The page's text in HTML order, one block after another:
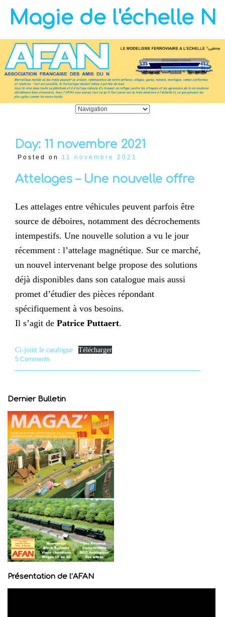
Magie de l'échelle N
Day: 11 novembre 2021
Posted on 11 novembre 2021
Attelages – Une nouvelle offre
Les attelages entre véhicules peuvent parfois être
source de déboires, notamment des décrochements
intempestifs. Une nouvelle solution a vu le jour
récemment : l’attelage magnétique. Sur ce marché,
un nouvel intervenant belge propose des solutions
déjà disponibles dans son catalogue mais aussi
promet d’étudier des pièces répondant
spécifiquement à vos besoins.
Il s’agit de Patrice Puttaert.
Ci-joint le catalogue Télécharger
5 Comments
Dernier Bulletin
Présentation de l’AFAN